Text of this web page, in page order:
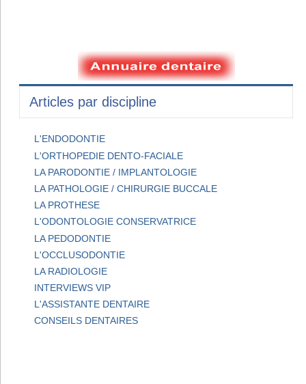
Articles par discipline
L'ENDODONTIE
L'ORTHOPEDIE DENTO-FACIALE
LA PARODONTIE / IMPLANTOLOGIE
LA PATHOLOGIE / CHIRURGIE BUCCALE
LA PROTHESE
L'ODONTOLOGIE CONSERVATRICE
LA PEDODONTIE
L'OCCLUSODONTIE
LA RADIOLOGIE
INTERVIEWS VIP
L'ASSISTANTE DENTAIRE
CONSEILS DENTAIRES